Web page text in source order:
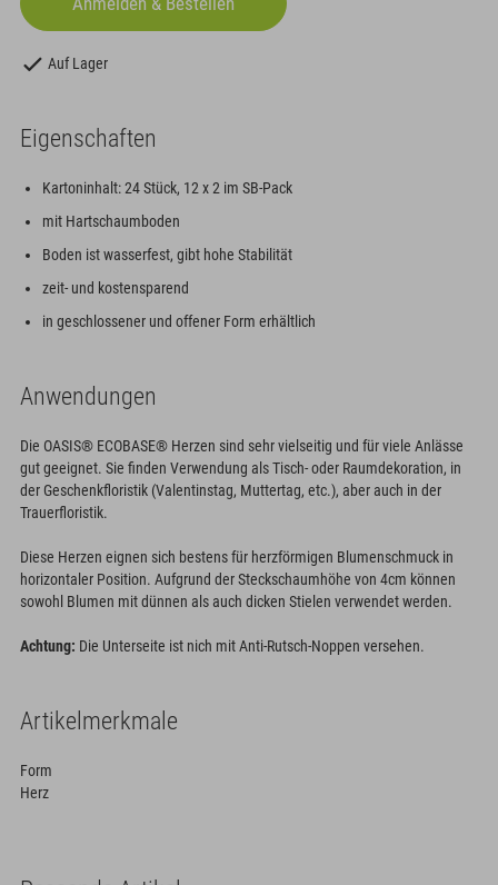
Auf Lager
Eigenschaften
Kartoninhalt: 24 Stück, 12 x 2 im SB-Pack
mit Hartschaumboden
Boden ist wasserfest, gibt hohe Stabilität
zeit- und kostensparend
in geschlossener und offener Form erhältlich
Anwendungen
Die OASIS® ECOBASE® Herzen sind sehr vielseitig und für viele Anlässe
gut geeignet. Sie finden Verwendung als Tisch- oder Raumdekoration, in
der Geschenkfloristik (Valentinstag, Muttertag, etc.), aber auch in der
Trauerfloristik.
Diese Herzen eignen sich bestens für herzförmigen Blumenschmuck in
horizontaler Position. Aufgrund der Steckschaumhöhe von 4cm können
sowohl Blumen mit dünnen als auch dicken Stielen verwendet werden.
Achtung: Die Unterseite ist nich mit Anti-Rutsch-Noppen versehen.
Artikelmerkmale
Form
Herz